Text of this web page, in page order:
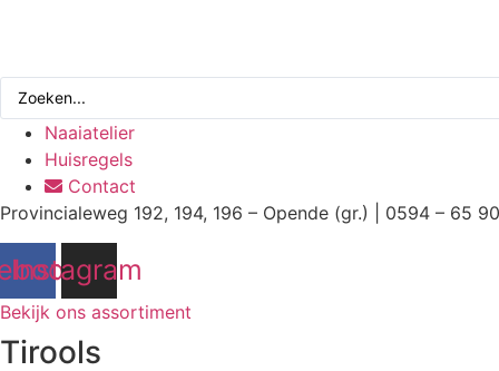
Search
Naaiatelier
Huisregels
Contact
Provincialeweg 192, 194, 196 – Opende (gr.) | 0594 – 65
Instagram
Bekijk ons assortiment
Tirools